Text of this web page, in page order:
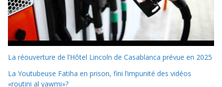
La réouverture de l’Hôtel Lincoln de Casablanca prévue en 2025
La Youtubeuse Fatiha en prison, fini l’impunité des vidéos
«routini al yawmi»?